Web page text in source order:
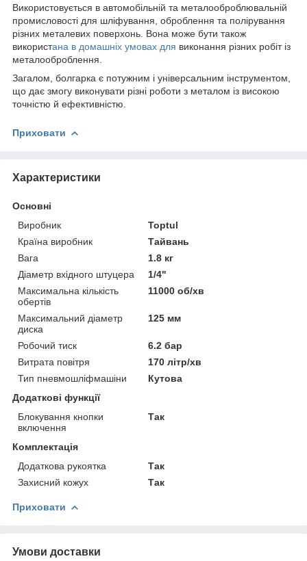
Використовується в автомобільній та металооброблювальній
промисловості для шліфування, оброблення та полірування
різних металевих поверхонь. Вона може бути також
використана в домашніх умовах для виконання різних робіт із
металооброблення.
Загалом, болгарка є потужним і універсальним інструментом,
що дає змогу виконувати різні роботи з металом із високою
точністю й ефективністю.
Приховати
Характеристики
Основні
Виробник
Toptul
Країна виробник
Тайвань
Вага
1.8 кг
Діаметр вхідного штуцера
1/4"
Максимальна кількість
обертів
11000 об/хв
Максимальний діаметр
диска
125 мм
Робочий тиск
6.2 бар
Витрата повітря
170 літр/хв
Тип пневмошліфмашіни
Кутова
Додаткові функції
Блокування кнопки
включення
Так
Комплектація
Додаткова рукоятка
Так
Захисний кожух
Так
Приховати
Умови доставки